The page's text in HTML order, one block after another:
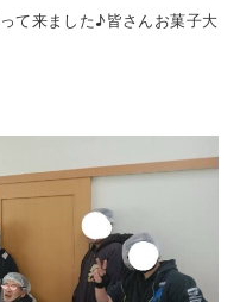
て来ました♪皆さんお菓子大